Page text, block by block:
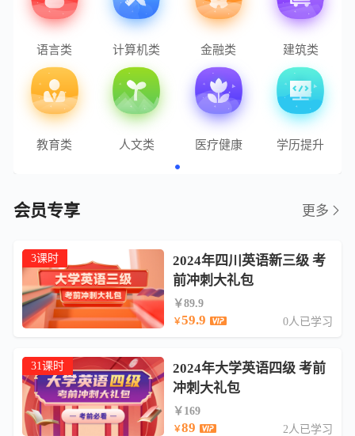
语言类 计算机类 金融类 建筑类
教育类 人文类 医疗健康 学历提升
会员专享 更多
3课时
2024年四川英语新三级 考
前冲刺大礼包
￥89.9
￥59.9 0人已学习
31课时
2024年大学英语四级 考前
冲刺大礼包
￥169
￥89 2人已学习